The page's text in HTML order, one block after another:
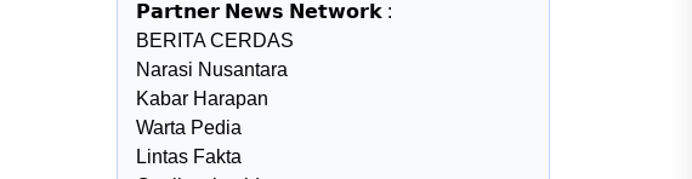
𝗣𝗮𝗿𝘁𝗻𝗲𝗿 𝗡𝗲𝘄𝘀 𝗡𝗲𝘁𝘄𝗼𝗿𝗸 :
BERITA CERDAS
Narasi Nusantara
Kabar Harapan
Warta Pedia
Lintas Fakta